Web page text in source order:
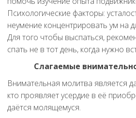
Психологические факторы:
неумение концентрировать ум на
Для того чтобы выспаться,
спать не в тот день, когда нужно
Слагаемые
Внимательная молитва является
кто проявляет усердие в её
даётся молящемуся.